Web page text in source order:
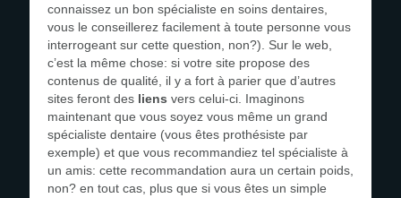
connaissez un bon spécialiste en soins dentaires,
vous le conseillerez facilement à toute personne vous
interrogeant sur cette question, non?). Sur le web,
c’est la même chose: si votre site propose des
contenus de qualité, il y a fort à parier que d’autres
sites feront des liens vers celui-ci. Imaginons
maintenant que vous soyez vous même un grand
spécialiste dentaire (vous êtes prothésiste par
exemple) et que vous recommandiez tel spécialiste à
un amis: cette recommandation aura un certain poids,
non? en tout cas, plus que si vous êtes un simple